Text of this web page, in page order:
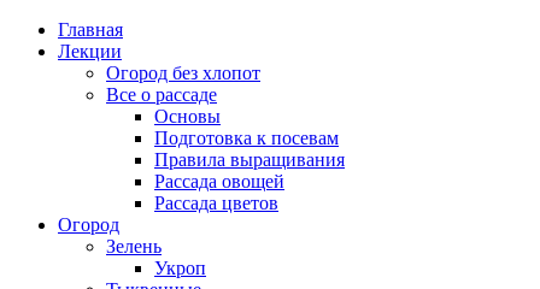
Главная
Лекции
Огород без хлопот
Все о рассаде
Основы
Подготовка к посевам
Правила выращивания
Рассада овощей
Рассада цветов
Огород
Зелень
Укроп